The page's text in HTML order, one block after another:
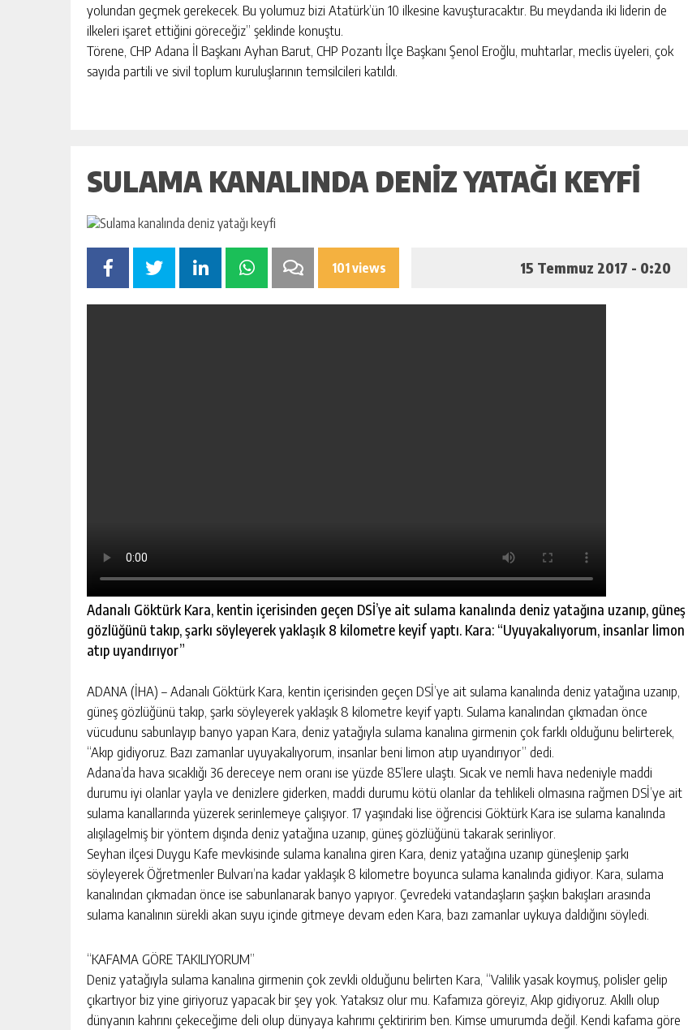
yolundan geçmek gerekecek. Bu yolumuz bizi Atatürk’ün 10 ilkesine kavuşturacaktır. Bu meydanda iki liderin de
ilkeleri işaret ettiğini göreceğiz” şeklinde konuştu.
Törene, CHP Adana İl Başkanı Ayhan Barut, CHP Pozantı İlçe Başkanı Şenol Eroğlu, muhtarlar, meclis üyeleri, çok
sayıda partili ve sivil toplum kuruluşlarının temsilcileri katıldı.
SULAMA KANALINDA DENIZ YATAĞI KEYFI
101 views 15 Temmuz 2017 - 0:20
Adanalı Göktürk Kara, kentin içerisinden geçen DSİ’ye ait sulama kanalında deniz yatağına uzanıp, güneş
gözlüğünü takıp, şarkı söyleyerek yaklaşık 8 kilometre keyif yaptı. Kara: “Uyuyakalıyorum, insanlar limon
atıp uyandırıyor”
ADANA (İHA) – Adanalı Göktürk Kara, kentin içerisinden geçen DSİ’ye ait sulama kanalında deniz yatağına uzanıp,
güneş gözlüğünü takıp, şarkı söyleyerek yaklaşık 8 kilometre keyif yaptı. Sulama kanalından çıkmadan önce
vücudunu sabunlayıp banyo yapan Kara, deniz yatağıyla sulama kanalına girmenin çok farklı olduğunu belirterek,
“Akıp gidiyoruz. Bazı zamanlar uyuyakalıyorum, insanlar beni limon atıp uyandırıyor” dedi.
Adana’da hava sıcaklığı 36 dereceye nem oranı ise yüzde 85’lere ulaştı. Sıcak ve nemli hava nedeniyle maddi
durumu iyi olanlar yayla ve denizlere giderken, maddi durumu kötü olanlar da tehlikeli olmasına rağmen DSİ’ye ait
sulama kanallarında yüzerek serinlemeye çalışıyor. 17 yaşındaki lise öğrencisi Göktürk Kara ise sulama kanalında
alışılagelmiş bir yöntem dışında deniz yatağına uzanıp, güneş gözlüğünü takarak serinliyor.
Seyhan ilçesi Duygu Kafe mevkisinde sulama kanalına giren Kara, deniz yatağına uzanıp güneşlenip şarkı
söyleyerek Öğretmenler Bulvarı’na kadar yaklaşık 8 kilometre boyunca sulama kanalında gidiyor. Kara, sulama
kanalından çıkmadan önce ise sabunlanarak banyo yapıyor. Çevredeki vatandaşların şaşkın bakışları arasında
sulama kanalının sürekli akan suyu içinde gitmeye devam eden Kara, bazı zamanlar uykuya daldığını söyledi.
“KAFAMA GÖRE TAKILIYORUM”
Deniz yatağıyla sulama kanalına girmenin çok zevkli olduğunu belirten Kara, “Valilik yasak koymuş, polisler gelip
çıkartıyor biz yine giriyoruz yapacak bir şey yok. Yataksız olur mu. Kafamıza göreyiz, Akıp gidiyoruz. Akıllı olup
dünyanın kahrını çekeceğime deli olup dünyaya kahrımı çektiririm ben. Kimse umurumda değil. Kendi kafama göre